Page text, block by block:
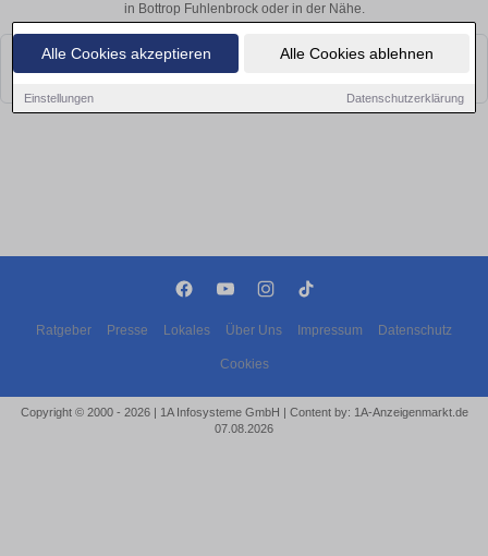
Alle Cookies akzeptieren Alle Cookies ablehnen
Einstellungen Datenschutzerklärung
in Bottrop Fuhlenbrock oder in der Nähe.
Leider konnten wir derzeit keine passenden Objekte finden. Schauen Sie
bald wieder vorbei!
Ratgeber Presse Lokales Über Uns Impressum Datenschutz
Cookies
Copyright © 2000 - 2026 | 1A Infosysteme GmbH | Content by: 1A-Anzeigenmarkt.de
07.08.2026